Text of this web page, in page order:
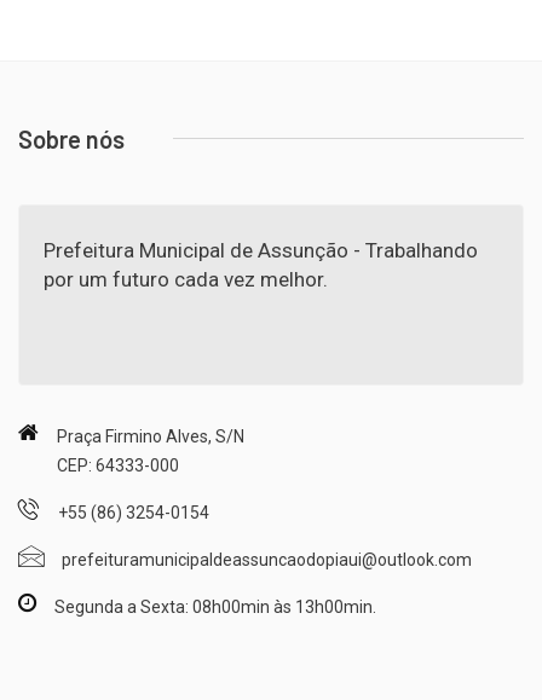
Sobre nós
Prefeitura Municipal de Assunção - Trabalhando
por um futuro cada vez melhor.
Praça Firmino Alves, S/N
CEP: 64333-000
+55 (86) 3254-0154
prefeituramunicipaldeassuncaodopiaui@outlook.com
Segunda a Sexta: 08h00min às 13h00min.